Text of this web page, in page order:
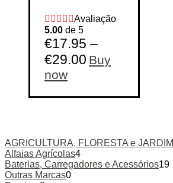
Avaliação
5.00 de 5
€17.95 –
€29.00 Buy
nowThis
product
has
options
may
be
chosen
on
AGRICULTURA, FLORESTA e JARDIM
Alfaias Agrícolas4
Baterias, Carregadores e Acessórios19
Outras Marcas0